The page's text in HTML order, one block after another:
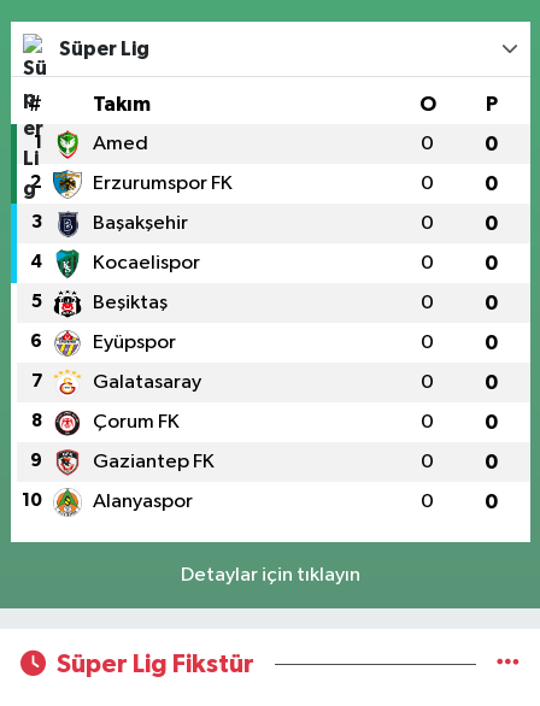
Süper Lig
# Takım O P
1 Amed 0 0
2 Erzurumspor FK 0 0
3 Başakşehir 0 0
4 Kocaelispor 0 0
5 Beşiktaş 0 0
6 Eyüpspor 0 0
7 Galatasaray 0 0
8 Çorum FK 0 0
9 Gaziantep FK 0 0
10 Alanyaspor 0 0
Detaylar için tıklayın
Süper Lig Fikstür